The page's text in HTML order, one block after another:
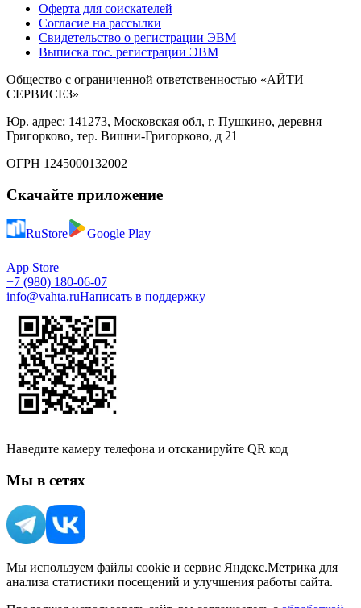
Оферта для соискателей
Согласие на рассылки
Свидетельство о регистрации ЭВМ
Выписка гос. регистрации ЭВМ
Общество с ограниченной ответственностью «АЙТИ
СЕРВИСЕЗ»
Юр. адрес: 141273, Московская обл, г. Пушкино, деревня
Григорково, тер. Вишни-Григорково, д 21
ОГРН 1245000132002
Скачайте приложение
RuStore Google Play
App Store
+7 (980) 180-06-07
info@vahta.ruНаписать в поддержку
Наведите камеру телефона и отсканируйте QR код
Мы в сетях
Мы используем файлы cookie и сервис Яндекс.Метрика для
анализа статистики посещений и улучшения работы сайта.